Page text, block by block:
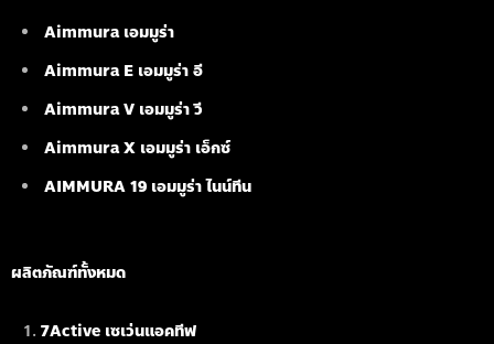
Aimmura เอมมูร่า
Aimmura E เอมมูร่า อี
Aimmura V เอมมูร่า วี
Aimmura X เอมมูร่า เอ็กซ์
AIMMURA 19 เอมมูร่า ไนน์ทีน
ผลิตภัณฑ์ทั้งหมด
7Active เซเว่นแอคทีฟ